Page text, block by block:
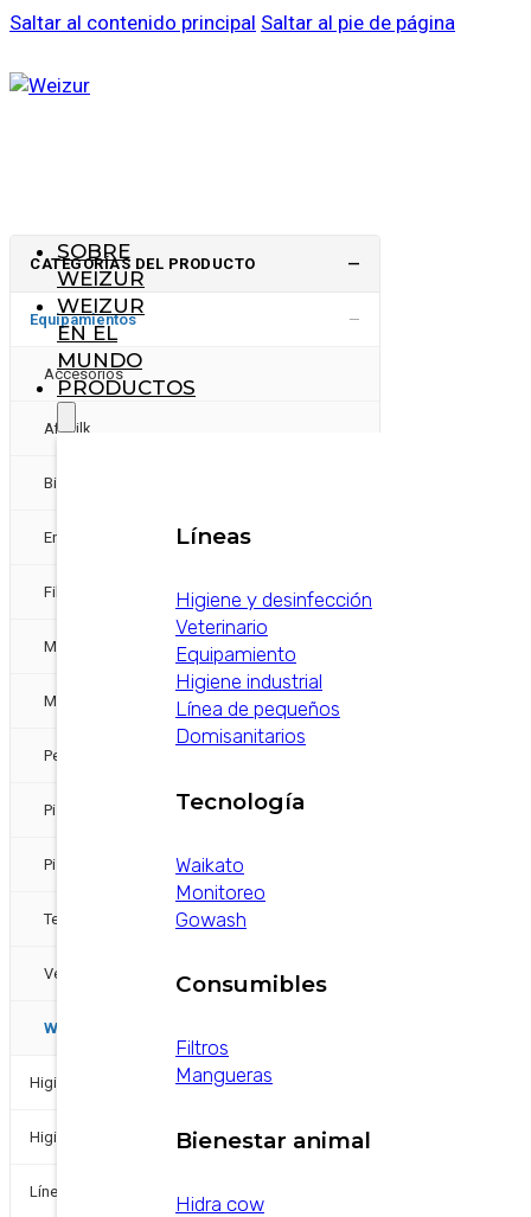
Saltar al contenido principal Saltar al pie de página
SOBRE
WEIZUR
WEIZUR
EN EL
MUNDO
PRODUCTOS
Líneas
Higiene y desinfección
Veterinario
Equipamiento
Higiene industrial
Línea de pequeños
Domisanitarios
Tecnología
Waikato
Monitoreo
Gowash
Consumibles
Filtros
Mangueras
Bienestar animal
Hidra cow
CATEGORÍAS DEL PRODUCTO —
Equipamientos −
Accesorios
Afimilk
Bienestar animal
Energias Alternativas
Filtros
Mangueras
Medición y Pulsado
Pezoneras
Pisos
Pisos / otra etiqueta sería confort animal
Tecnología
Ventiladores otra etiqueta sería confort animal
Waikato
Higiene Industrial
Higiene y Desinfección +
Línea de pequeños